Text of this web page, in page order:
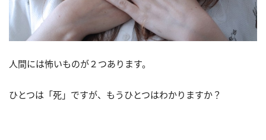
人間には怖いものが２つあります。
ひとつは「死」ですが、もうひとつはわかりますか？